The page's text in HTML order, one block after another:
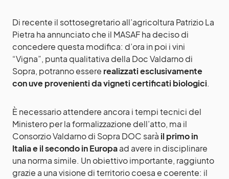
Di recente il sottosegretario all’agricoltura Patrizio La
Pietra ha annunciato che il MASAF ha deciso di
concedere questa modifica: d’ora in poi i vini
“Vigna”, punta qualitativa della Doc Valdarno di
Sopra, potranno essere realizzati esclusivamente
con uve provenienti da vigneti certificati biologici.
È necessario attendere ancora i tempi tecnici del
Ministero per la formalizzazione dell’atto, ma il
Consorzio Valdarno di Sopra DOC sarà il primo in
Italia e il secondo in Europaad avere in disciplinare
una norma simile. Un obiettivo importante, raggiunto
grazie a una visione di territorio coesa e coerente: il